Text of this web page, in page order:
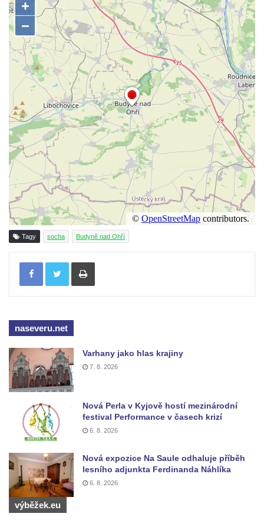
Kamenném Újezdě
Socha na náměstí J. V. Kamarýta ve
Velešíně
Pomník J. V. Kamarýta v Krumlovské ulici ve
Velešíně
Pamětní deska arcibiskupa Micara ve
vstupu do poutního místa Římov
Plastika Koule v Gutenbergově ulici v
Liberci
Pamětní deska Vojtěcha Kocmicha na
domě čp. 37 v ulici Betlém v Římově
Pomník na paměť zrušení roboty v Plavu
Socha vodníka v Plavu
Socha svatého Jana Nepomuckého v
Třebušíně
Fischera na domě čp. 5/16 na třídě 9.
severně od Tokáně
Huberta
Obrázek svatého Jakuba na skále u cesty
východně od Srbské Kamenice
Busta Jana Amose Komenského na domě
čp. 37 v Račicích
Socha ležícího koně v Sadech
Československé armády v Teplicích
Socha Medvídě v Tierpark Chemnitz
Sochy Ležící žena v Tierpark Chemnitz
Sochy Ptáci v Tierpark Chemnitz
Tagy socha Budyně nad Ohří
Tisknout
naseveru.net
Varhany jako hlas krajiny
7. 8. 2026
Nová Perla v Kyjově hostí mezinárodní
festival Performance v časech krizí
6. 8. 2026
Nová expozice Na Saule odhaluje příběh
lesního adjunkta Ferdinanda Náhlíka
6. 8. 2026
výběžek.eu